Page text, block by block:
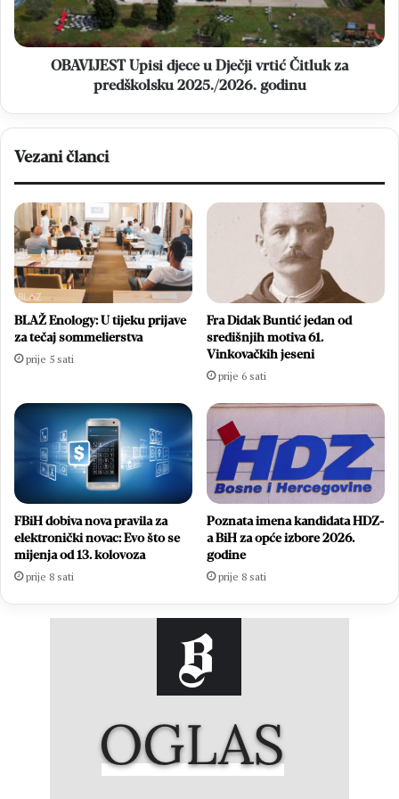
Čitluk
za
predškolsku
2025./2026.OBAVIJEST Upisi djece u Dječji vrtić Čitluk za
predškolsku 2025./2026. godinu
Vezani članci
BLAŽ Enology: U tijeku prijave
za tečaj sommelierstva
prije 5 sati
Fra Didak Buntić jedan od
središnjih motiva 61.
Vinkovačkih jeseni
prije 6 sati
FBiH dobiva nova pravila za
elektronički novac: Evo što se
mijenja od 13. kolovoza
prije 8 sati
Poznata imena kandidata HDZ-
a BiH za opće izbore 2026.
godine
prije 8 sati